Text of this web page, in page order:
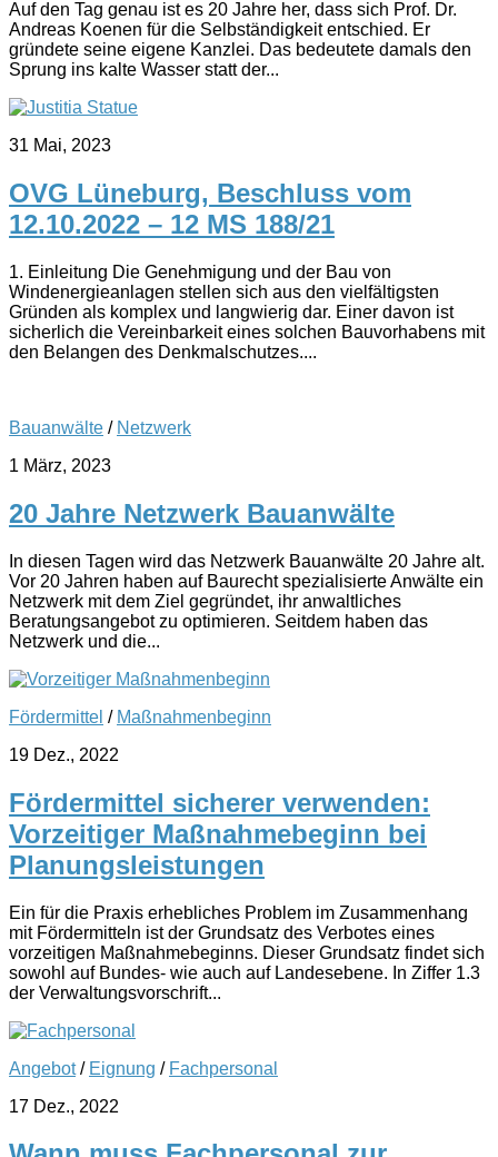
Auf den Tag genau ist es 20 Jahre her, dass sich Prof. Dr.
Andreas Koenen für die Selbständigkeit entschied. Er
gründete seine eigene Kanzlei. Das bedeutete damals den
Sprung ins kalte Wasser statt der...
31 Mai, 2023
OVG Lüneburg, Beschluss vom
12.10.2022 – 12 MS 188/21
1. Einleitung Die Genehmigung und der Bau von
Windenergieanlagen stellen sich aus den vielfältigsten
Gründen als komplex und langwierig dar. Einer davon ist
sicherlich die Vereinbarkeit eines solchen Bauvorhabens mit
den Belangen des Denkmalschutzes....
Bauanwälte / Netzwerk
1 März, 2023
20 Jahre Netzwerk Bauanwälte
In diesen Tagen wird das Netzwerk Bauanwälte 20 Jahre alt.
Vor 20 Jahren haben auf Baurecht spezialisierte Anwälte ein
Netzwerk mit dem Ziel gegründet, ihr anwaltliches
Beratungsangebot zu optimieren. Seitdem haben das
Netzwerk und die...
Fördermittel / Maßnahmenbeginn
19 Dez., 2022
Fördermittel sicherer verwenden:
Vorzeitiger Maßnahmebeginn bei
Planungsleistungen
Ein für die Praxis erhebliches Problem im Zusammenhang
mit Fördermitteln ist der Grundsatz des Verbotes eines
vorzeitigen Maßnahmebeginns. Dieser Grundsatz findet sich
sowohl auf Bundes- wie auch auf Landesebene. In Ziffer 1.3
der Verwaltungsvorschrift...
Angebot/ Eignung / Fachpersonal
17 Dez., 2022